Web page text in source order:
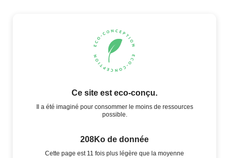
Ce site est eco-conçu.
Il a été imaginé pour consommer le moins de ressources
possible.
208Ko de donnée
Cette page est 11 fois plus légère que la moyenne